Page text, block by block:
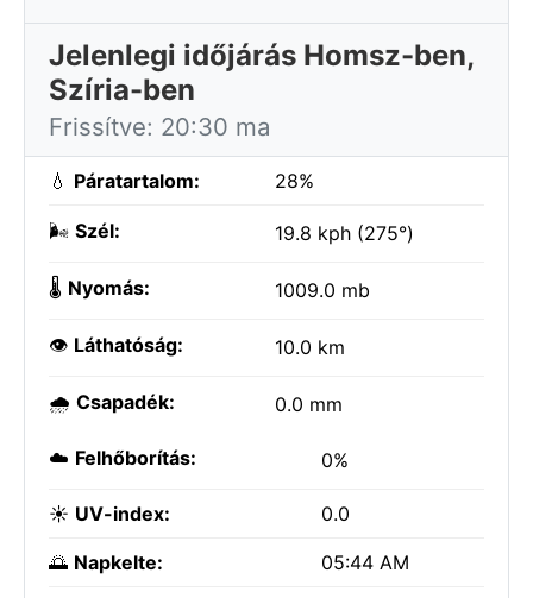
Jelenlegi időjárás Homsz-ben,
Szíria-ben
Frissítve: 20:30 ma
💧 Páratartalom: 28%
🌬️ Szél: 19.8 kph (275°)
🌡️ Nyomás: 1009.0 mb
👁️ Láthatóság: 10.0 km
🌧️ Csapadék: 0.0 mm
☁️ Felhőborítás: 0%
☀️ UV-index: 0.0
🌅 Napkelte: 05:44 AM